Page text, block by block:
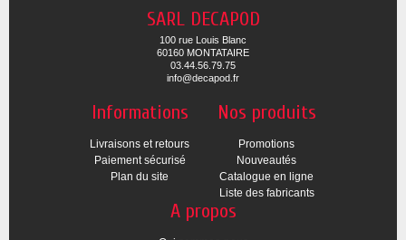
SARL DECAPOD
100 rue Louis Blanc
60160 MONTATAIRE
03.44.56.79.75
info@decapod.fr
Informations
Livraisons et retours
Paiement sécurisé
Plan du site
Nos produits
Promotions
Nouveautés
Catalogue en ligne
Liste des fabricants
A propos